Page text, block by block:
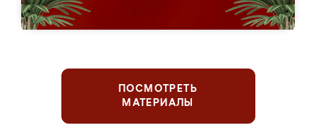
ПОСМОТРЕТЬ
МАТЕРИАЛЫ